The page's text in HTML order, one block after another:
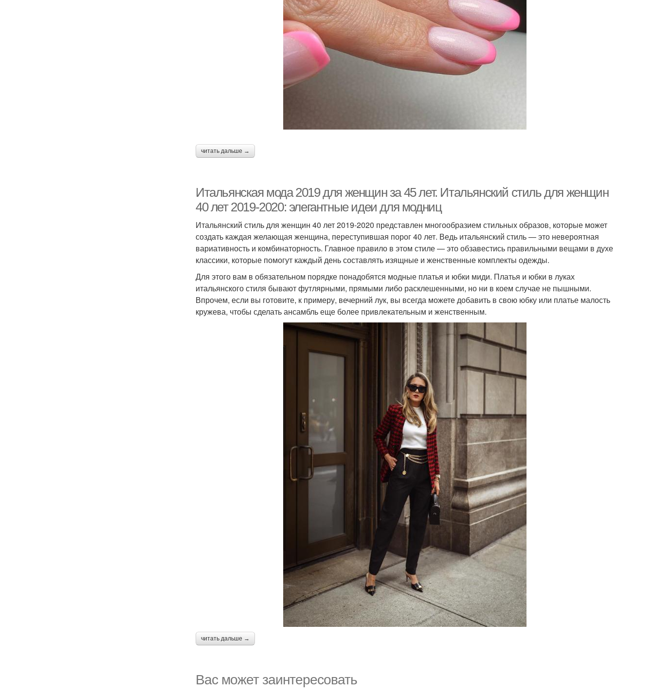
читать дальше →
Итальянская мода 2019 для женщин за 45 лет. Итальянский стиль для женщин
40 лет 2019-2020: элегантные идеи для модниц
Итальянский стиль для женщин 40 лет 2019-2020 представлен многообразием стильных образов, которые может
создать каждая желающая женщина, переступившая порог 40 лет. Ведь итальянский стиль — это невероятная
вариативность и комбинаторность. Главное правило в этом стиле — это обзавестись правильными вещами в духе
классики, которые помогут каждый день составлять изящные и женственные комплекты одежды.
Для этого вам в обязательном порядке понадобятся модные платья и юбки миди. Платья и юбки в луках
итальянского стиля бывают футлярными, прямыми либо расклешенными, но ни в коем случае не пышными.
Впрочем, если вы готовите, к примеру, вечерний лук, вы всегда можете добавить в свою юбку или платье малость
кружева, чтобы сделать ансамбль еще более привлекательным и женственным.
читать дальше →
Вас может заинтересовать